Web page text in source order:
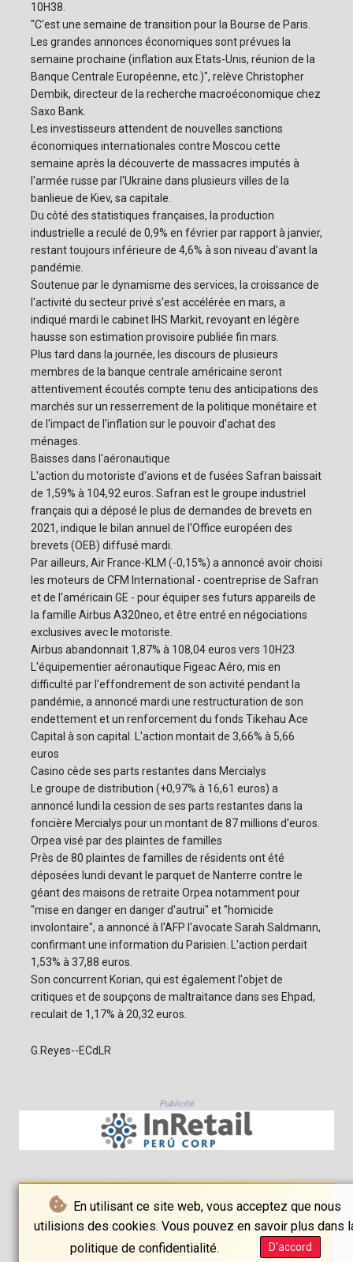
En utilisant ce site web, vous acceptez que nous
utilisions des cookies. Vous pouvez en savoir plus dans
politique de confidentialité.
D'accord
10H38.
"C’est une semaine de transition pour la Bourse de Paris.
Les grandes annonces économiques sont prévues la
semaine prochaine (inflation aux Etats-Unis, réunion de la
Banque Centrale Européenne, etc.)", relève Christopher
Dembik, directeur de la recherche macroéconomique chez
Saxo Bank.
Les investisseurs attendent de nouvelles sanctions
économiques internationales contre Moscou cette
semaine après la découverte de massacres imputés à
l'armée russe par l'Ukraine dans plusieurs villes de la
banlieue de Kiev, sa capitale.
Du côté des statistiques françaises, la production
industrielle a reculé de 0,9% en février par rapport à janvier,
restant toujours inférieure de 4,6% à son niveau d'avant la
pandémie.
Soutenue par le dynamisme des services, la croissance de
l'activité du secteur privé s'est accélérée en mars, a
indiqué mardi le cabinet IHS Markit, revoyant en légère
hausse son estimation provisoire publiée fin mars.
Plus tard dans la journée, les discours de plusieurs
membres de la banque centrale américaine seront
attentivement écoutés compte tenu des anticipations des
marchés sur un resserrement de la politique monétaire et
de l'impact de l'inflation sur le pouvoir d'achat des
ménages.
Baisses dans l'aéronautique
L'action du motoriste d'avions et de fusées Safran baissait
de 1,59% à 104,92 euros. Safran est le groupe industriel
français qui a déposé le plus de demandes de brevets en
2021, indique le bilan annuel de l'Office européen des
brevets (OEB) diffusé mardi.
Par ailleurs, Air France-KLM (-0,15%) a annoncé avoir choisi
les moteurs de CFM International - coentreprise de Safran
et de l'américain GE - pour équiper ses futurs appareils de
la famille Airbus A320neo, et être entré en négociations
exclusives avec le motoriste.
Airbus abandonnait 1,87% à 108,04 euros vers 10H23.
L'équipementier aéronautique Figeac Aéro, mis en
difficulté par l'effondrement de son activité pendant la
pandémie, a annoncé mardi une restructuration de son
endettement et un renforcement du fonds Tikehau Ace
Capital à son capital. L'action montait de 3,66% à 5,66
euros
Casino cède ses parts restantes dans Mercialys
Le groupe de distribution (+0,97% à 16,61 euros) a
annoncé lundi la cession de ses parts restantes dans la
foncière Mercialys pour un montant de 87 millions d'euros.
Orpea visé par des plaintes de familles
Près de 80 plaintes de familles de résidents ont été
déposées lundi devant le parquet de Nanterre contre le
géant des maisons de retraite Orpea notamment pour
"mise en danger en danger d'autrui" et "homicide
involontaire", a annoncé à l'AFP l'avocate Sarah Saldmann,
confirmant une information du Parisien. L'action perdait
1,53% à 37,88 euros.
Son concurrent Korian, qui est également l'objet de
critiques et de soupçons de maltraitance dans ses Ehpad,
reculait de 1,17% à 20,32 euros.
G.Reyes--ECdLR
Publicité
© El Comercio De La República - 2026 - Tous droits
réservés